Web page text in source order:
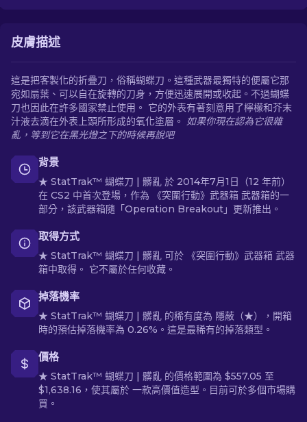
皮膚描述
這是把客製化的折疊刀，俗稱蝴蝶刀。這種武器最獨特的便屬它那
宛如扇葉、可以自在旋轉的刀身，方便迅速展開或收起。不過蝴蝶
刀也因此在許多國家禁止使用。 它的外表有著刻意用了檸檬和芥末
汁液去滴在外表上頭所形成的氧化塗層。 如果你現在認為它很雜
亂，等到它在黑光燈之下的時候再說吧
背景
★ StatTrak™ 蝴蝶刀 | 髒亂 於 2014年7月1日（12 年前）
在 CS2 中首次登場，作為 《突圍行動》武器箱 武器箱的一
部分，該武器箱隨「Operation Breakout」更新推出。
取得方式
★ StatTrak™ 蝴蝶刀 | 髒亂 可於 《突圍行動》武器箱 武器
箱中取得。 它不屬於任何收藏。
掉落機率
★ StatTrak™ 蝴蝶刀 | 髒亂 的稀有度為 隱蔽（★），開箱
時的預估掉落機率為 0.26%。這是最稀有的掉落類型。
價格
★ StatTrak™ 蝴蝶刀 | 髒亂 的價格範圍為 $557.05 至
$1,638.16，使其屬於 一款高價值造型。目前可於多個市場購
買。